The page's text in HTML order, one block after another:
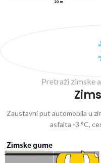
Pretraži zimske
Zaustavni put automobila u
asfalta -3 °C,